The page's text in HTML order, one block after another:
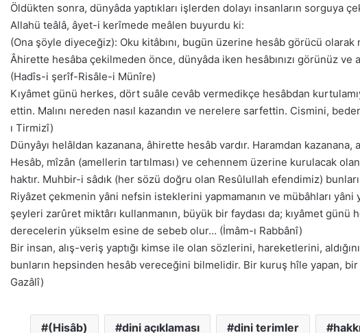
Öldükten sonra, dünyâda yaptıkları işlerden dolayı insanların sorguya
Allahü teâlâ, âyet-i kerîmede meâlen buyurdu ki:
(Ona şöyle diyeceğiz): Oku kitâbını, bugün üzerine hesâb görücü
Âhirette hesâba çekilmeden önce, dünyâda iken hesâbınızı görünüz ve
(Hadîs-i şerîf-Risâle-i Münîre)
Kıyâmet günü herkes, dört suâle cevâb vermedikçe hesâbdan
ettin. Malını nereden nasıl kazandın ve nerelere sarfettin. Cismini,
ı Tirmizî)
Dünyâyı helâldan kazanana, âhirette hesâb vardır. Haramdan
Hesâb, mîzân (amellerin tartılması) ve cehennem üzerine kurulacak
haktır. Muhbir-i sâdık (her sözü doğru olan Resûlullah efendimiz)
Riyâzet çekmenin yâni nefsin isteklerini yapmamanın ve mübâhları yâni
şeyleri zarûret miktârı kullanmanın, büyük bir faydası da; kıyâmet günü
derecelerin yükselm esine de sebeb olur… (İmâm-ı Rabbânî)
Bir insan, alış-veriş yaptığı kimse ile olan sözlerini, hareketlerini,
bunların hepsinden hesâb vereceğini bilmelidir. Bir kuruş hîle yapan, bir
Gazâlî)
(Hisâb) dini açıklaması dini terimler